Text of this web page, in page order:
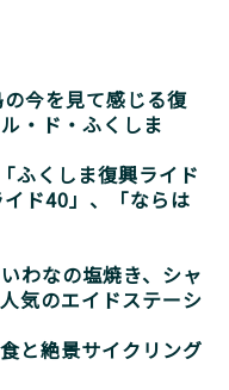
今を見て感じる復
・ド・ふくしま
ふくしま復興ライド
ド40」、「ならは
わなの塩焼き、シャ
気のエイドステーシ
と絶景サイクリング